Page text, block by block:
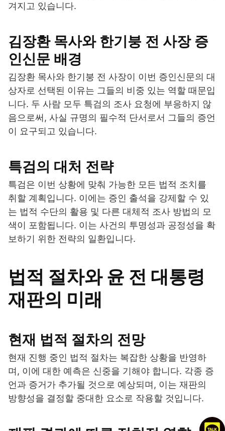
겨지고 있습니다.
김장환 목사와 한기붕 전 사장 증
인신문 배경
김장환 목사와 한기붕 전 사장이 이번 증인신문의 대
상자로 선택된 이유는 그들의 비중 있는 역할 때문입
니다. 두 사람 모두 특검의 조사 요청에 부응하지 않
음으로써, 사실 규명의 필수적 단서로서 그들의 증언
이 요구되고 있습니다.
특검의 대처 전략
특검은 이번 상황에 맞춰 가능한 모든 법적 조치를
취할 계획입니다. 이에는 증인 출석을 강제할 수 있
는 법적 수단의 활용 및 다른 대체적 조사 방법의 모
색이 포함됩니다. 이는 사건의 투명성과 공정성을 확
보하기 위한 전략의 일환입니다.
법적 절차와 윤 전 대통령
재판의 미래
현재 법적 절차의 전망
현재 진행 중인 법적 절차는 복잡한 상황을 반영하
며, 이에 대한 예측은 신중을 기해야 합니다. 각종 증
언과 증거가 추가될 것으로 예상되며, 이는 재판의
방향성을 결정할 중대한 요소로 작용할 것입니다.